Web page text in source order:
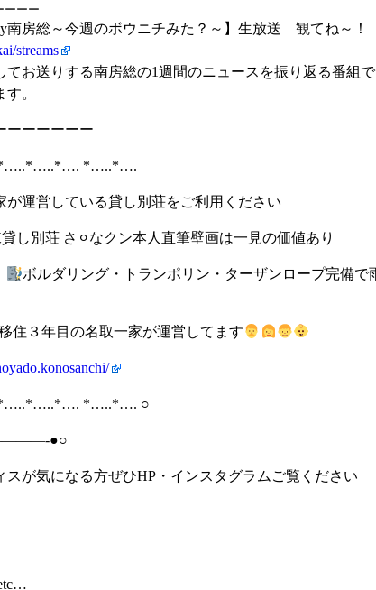
ーーー
南房総～今週のボウニチみた？～】生放送 観てね～！
streams
お送りする南房総の1週間のニュースを振り返る番組
。
ーーーーーー
*…..*….
運営している貸し別荘をご利用ください
し別荘 さ⚪︎なクン本人直筆壁画は一見の価値あり
ボルダリング・トランポリン・ターザンロープ完備で
住３年目の名取一家が運営してます
*…..*…. ○
●○
が気になる方ぜひHP・インスタグラムご覧ください